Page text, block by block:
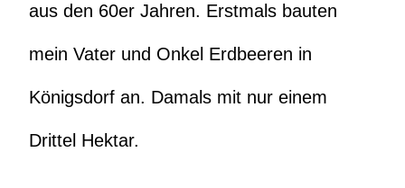
aus den 60er Jahren. Erstmals bauten
mein Vater und Onkel Erdbeeren in
Königsdorf an. Damals mit nur einem
Drittel Hektar.